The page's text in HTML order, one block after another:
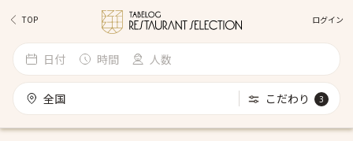
TOP ログイン
日付 時間 人数
全国 こだわり 3